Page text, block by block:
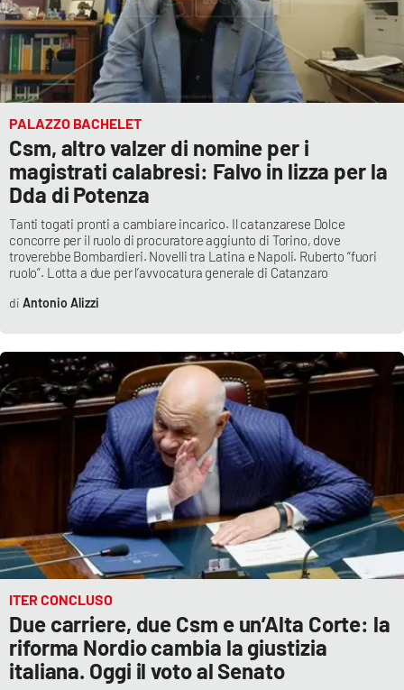
PALAZZO BACHELET
Csm, altro valzer di nomine per i
magistrati calabresi: Falvo in lizza per la
Dda di Potenza
Tanti togati pronti a cambiare incarico. Il catanzarese Dolce
concorre per il ruolo di procuratore aggiunto di Torino, dove
troverebbe Bombardieri. Novelli tra Latina e Napoli. Ruberto “fuori
ruolo”. Lotta a due per l’avvocatura generale di Catanzaro
Antonio Alizzi
ITER CONCLUSO
Due carriere, due Csm e un’Alta Corte: la
riforma Nordio cambia la giustizia
italiana. Oggi il voto al Senato